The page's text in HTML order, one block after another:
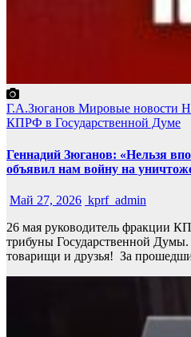
Г.А.Зюганов Мировые новости
КПРФ в Государственной Думе
Геннадий Зюганов: «Нельзя
объявил нам войну на
Май 27, 2026 kprf_admin
26 мая руководитель фракции
трибуны Государственной
товарищи и друзья! За